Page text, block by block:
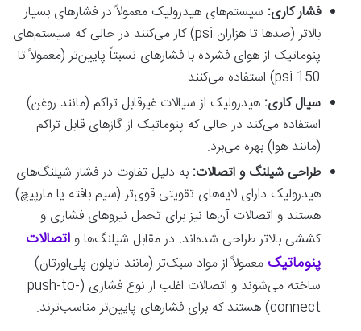
فشار کاری: سیستم‌های هیدرولیک معمولاً در فشارهای بسیار
بالاتر (صدها تا هزاران psi) کار می‌کنند در حالی که سیستم‌های
پنوماتیک از هوای فشرده با فشارهای نسبتاً پایین‌تر (معمولاً تا
150 psi
) استفاده می‌کنند.
سیال کاری: هیدرولیک از سیالات غیرقابل تراکم (مانند روغن)
استفاده می‌کند در حالی که پنوماتیک از گازهای قابل تراکم
(مانند هوا) بهره می‌برد.
طراحی شیلنگ و اتصالات: به دلیل تفاوت در فشار شیلنگ‌های
هیدرولیک دارای لایه‌های تقویتی قوی‌تر (سیم بافته یا مارپیچ)
هستند و اتصالات آن‌ها نیز برای تحمل نیروهای فشاری و
کششی بالاتر طراحی شده‌اند. در مقابل شیلنگ‌ها واتصالات
پنوماتیکمعمولاً از مواد سبک‌تر (مانند نایلون پلی‌اورتان)
ساخته می‌شوند و اتصالات اغلب از نوع فشاری (push-to-
connect) هستند که برای فشارهای پایین‌تر مناسب‌ترند.